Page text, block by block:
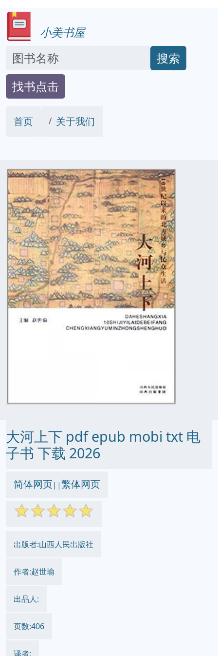
小美书屋
搜索
找书点击
首页 关于我们
大河上下 pdf epub mobi txt 电
子书 下载 2026
简体网页||繁体网页
☆☆☆☆☆
出版者:山西人民出版社
作者:赵世瑜
出品人:
页数:406
译者: